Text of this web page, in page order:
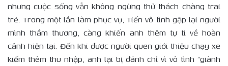
nhưng cuộc sống vẫn không ngừng thử thách chàng trai
trẻ. Trong một lần làm phục vụ, Tiến vô tình gặp lại người
mình thầm thương, càng khiến anh thêm tự ti về hoàn
cảnh hiện tại. Đến khi được người quen giới thiệu chạy xe
kiếm thêm thu nhập, anh lại bị đánh chỉ vì vô tình “giành